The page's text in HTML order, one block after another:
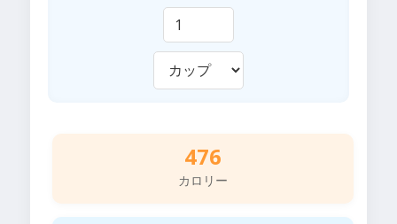
476
カロリー